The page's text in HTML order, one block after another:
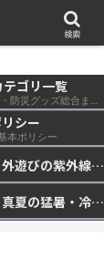
ゴリ一覧
アウトドア・キャンプ・防災グッズ総合まとめ
シー
本ポリシー
今すぐチェック！外遊びの紫外線対策・日差し快適化計画｜帽子・日傘・ウェア・日焼け止めを総まとめ☀️🏕️👓
今すぐチェック！真夏の猛暑・冷却・保冷快適化計画｜外遊び・キャンプ・車中泊の暑さ対策を総まとめ☀️🧊🏕️
検索